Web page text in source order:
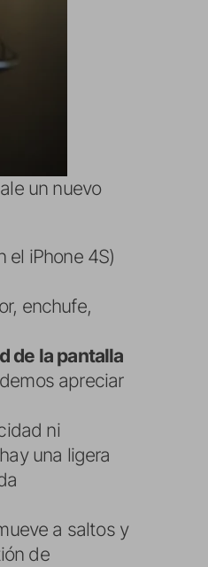
un nuevo
el iPhone 4S)
enchufe,
de la pantalla
apreciar
ni
una ligera
a saltos y
de